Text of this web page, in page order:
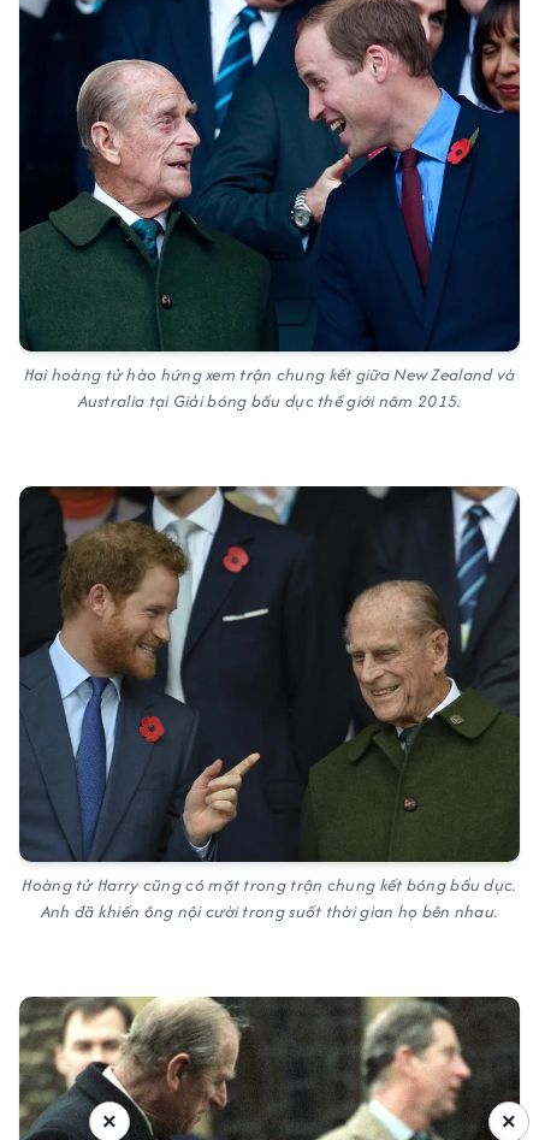
Hai hoàng tử hào hứng xem trận chung kết giữa New Zealand và
Australia tại Giải bóng bầu dục thế giới năm 2015.
Hoàng tử Harry cũng có mặt trong trận chung kết bóng bầu dục.
Anh đã khiến ông nội cười trong suốt thời gian họ bên nhau.
×
×